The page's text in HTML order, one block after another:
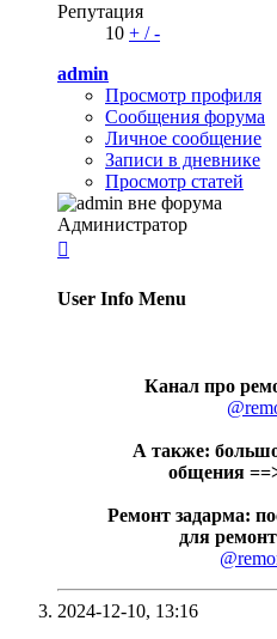
Репутация
10 + /-
admin
Просмотр профиля
Сообщения форума
Личное сообщение
Записи в дневнике
Просмотр статей
Администратор

User Info Menu
Канал про
А также:
общения
Ремонт задарма:
для
2024-12-10, 13:16